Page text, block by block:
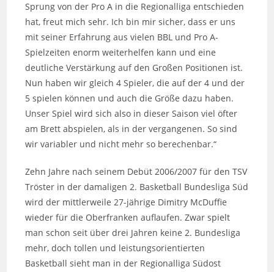
Sprung von der Pro A in die Regionalliga entschieden
hat, freut mich sehr. Ich bin mir sicher, dass er uns
mit seiner Erfahrung aus vielen BBL und Pro A-
Spielzeiten enorm weiterhelfen kann und eine
deutliche Verstärkung auf den Großen Positionen ist.
Nun haben wir gleich 4 Spieler, die auf der 4 und der
5 spielen können und auch die Größe dazu haben.
Unser Spiel wird sich also in dieser Saison viel öfter
am Brett abspielen, als in der vergangenen. So sind
wir variabler und nicht mehr so berechenbar.“
Zehn Jahre nach seinem Debüt 2006/2007 für den TSV
Tröster in der damaligen 2. Basketball Bundesliga Süd
wird der mittlerweile 27-jährige Dimitry McDuffie
wieder für die Oberfranken auflaufen. Zwar spielt
man schon seit über drei Jahren keine 2. Bundesliga
mehr, doch tollen und leistungsorientierten
Basketball sieht man in der Regionalliga Südost